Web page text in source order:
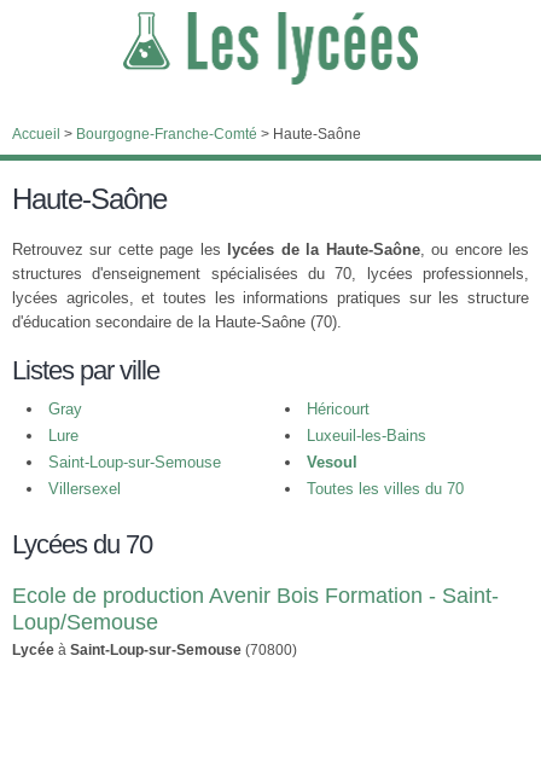
Accueil > Bourgogne-Franche-Comté > Haute-Saône
Haute-Saône
Retrouvez sur cette page les lycées de la Haute-Saône, ou encore les
structures d'enseignement spécialisées du 70, lycées professionnels,
lycées agricoles, et toutes les informations pratiques sur les structure
d'éducation secondaire de la Haute-Saône (70).
Listes par ville
Gray
Héricourt
Lure
Luxeuil-les-Bains
Saint-Loup-sur-Semouse
Vesoul
Villersexel
Toutes les villes du 70
Lycées du 70
Ecole de production Avenir Bois Formation - Saint-
Loup/Semouse
Lycée à Saint-Loup-sur-Semouse (70800)